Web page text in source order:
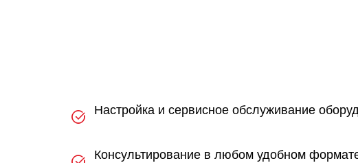
Настройка и сервисное обслуживание
Консультирование в любом удобном